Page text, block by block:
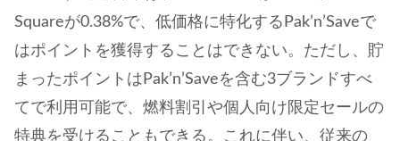
Squareが0.38%で、低価格に特化するPak’n’Saveで
はポイントを獲得することはできない。ただし、貯
まったポイントはPak’n’Saveを含む3ブランドすべ
てで利用可能で、燃料割引や個人向け限定セールの
特典を受けることもできる。これに伴い、従来の